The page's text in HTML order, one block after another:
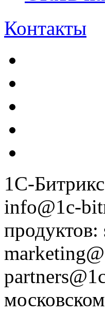
Контакты
1С-Битрикс
info@1c-
продуктов: